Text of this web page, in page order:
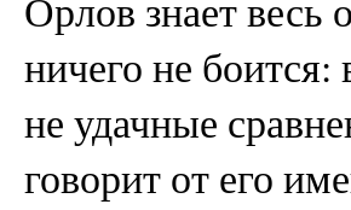
Орлов знает весь
ничего не
не удачные
говорит от его